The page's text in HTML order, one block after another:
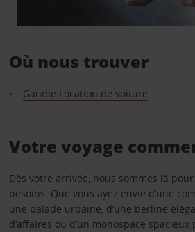
Où nous trouver
Gandie Location de voiture
Votre voyage
Dès votre arrivée, nous sommes là
besoins. Que vous ayez envie d’une
une balade urbaine, d’une berline
d’affaires ou d’un monospace